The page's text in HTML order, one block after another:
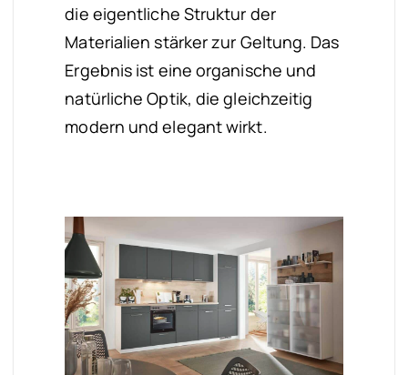
die eigentliche Struktur der
Materialien stärker zur Geltung. Das
Ergebnis ist eine organische und
natürliche Optik, die gleichzeitig
modern und elegant wirkt.